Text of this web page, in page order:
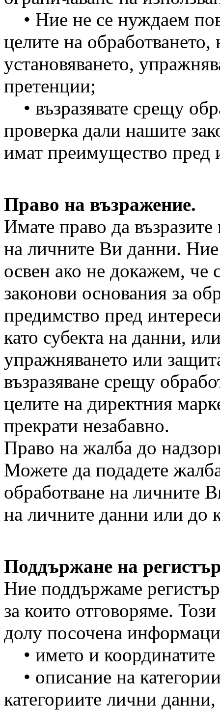
• Ние не се нуждаем
целите на обработването,
установяването,
претенции;
• възразявате срещу
проверка дали нашите
имат преимущество пред
Право на възражение.
Имате право да
на личните Ви данни.
освен ако не докажем, че
законови основания за
предимство пред
като субекта на данни,
упражняването или
възразяване срещу
целите на директния
прекрати незабавно.
Право на жалба до
Можете да подадете
обработване на личните
на личните данни или до
Поддържане на
Ние поддържаме
за които отговоряме.
долу посочена
• името и координатите
• описание на
категориите лични